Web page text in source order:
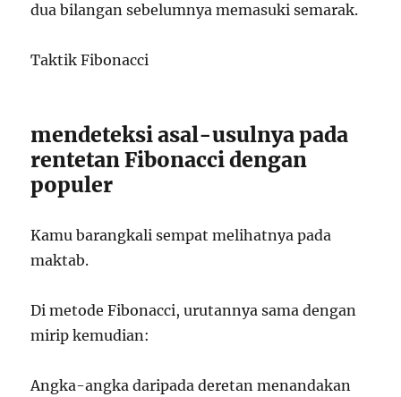
dua bilangan sebelumnya memasuki semarak.
Taktik Fibonacci
mendeteksi asal-usulnya pada
rentetan Fibonacci dengan
populer
Kamu barangkali sempat melihatnya pada
maktab.
Di metode Fibonacci, urutannya sama dengan
mirip kemudian:
Angka-angka daripada deretan menandakan